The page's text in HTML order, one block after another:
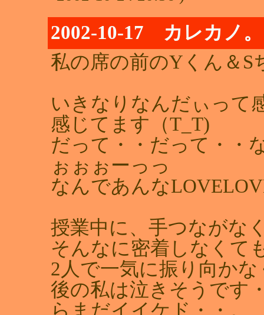
2002-10-17 カレカノ。
私の席の前のYくん＆S
いきなりなんだぃって
感じてます（T_T)
だって・・だって・・
ぉぉぉーっっ
なんであんな
授業中に、手つながな
そんなに密着しなくて
2人で一気に振り向か
後の私は泣きそうです
らまだイイケド・・。